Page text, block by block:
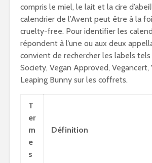
compris le miel, le lait et la cire
calendrier de l’Avent peut être à la
cruelty-free. Pour identifier les
répondent à l’une ou aux deux
convient de rechercher les labels tels
Society, Vegan Approved, Vegancert,
Leaping Bunny sur les coffrets.
T
er
m
e
s
Définition